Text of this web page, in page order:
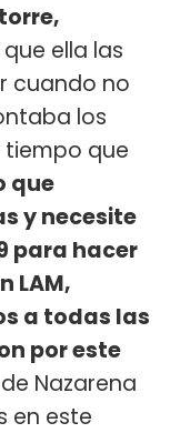
ella las
cuando no
los
que
que
y necesite
para hacer
LAM,
a todas las
por este
Nazarena
en este